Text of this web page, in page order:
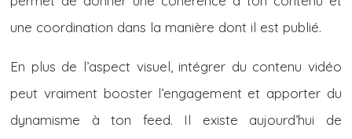
une coordination dans la manière dont il est publié.
En plus de l’aspect visuel, intégrer du contenu vidéo
peut vraiment booster l’engagement et apporter du
dynamisme à ton feed. Il existe aujourd’hui de